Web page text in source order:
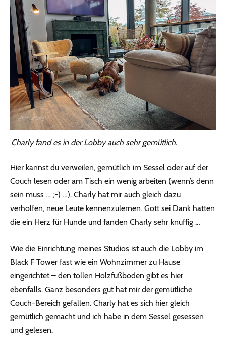
Charly fand es in der Lobby auch sehr gemütlich.
Hier kannst du verweilen, gemütlich im Sessel oder auf der
Couch lesen oder am Tisch ein wenig arbeiten (wenn’s denn
sein muss … ;-) …). Charly hat mir auch gleich dazu
verholfen, neue Leute kennenzulernen. Gott sei Dank hatten
die ein Herz für Hunde und fanden Charly sehr knuffig …
Wie die Einrichtung meines Studios ist auch die Lobby im
Black F Tower fast wie ein Wohnzimmer zu Hause
eingerichtet – den tollen Holzfußboden gibt es hier
ebenfalls. Ganz besonders gut hat mir der gemütliche
Couch-Bereich gefallen. Charly hat es sich hier gleich
gemütlich gemacht und ich habe in dem Sessel gesessen
und gelesen.